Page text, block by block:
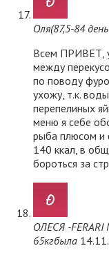
Оля(87,5-84
Всем ПРИВЕТ,
между
по поводу
ухожу, т.к.
перепелиных
меню я себе
рыба плюсом и
140 ккал, в
бороться за
ОЛЕСЯ -FERARI
65кгбыла